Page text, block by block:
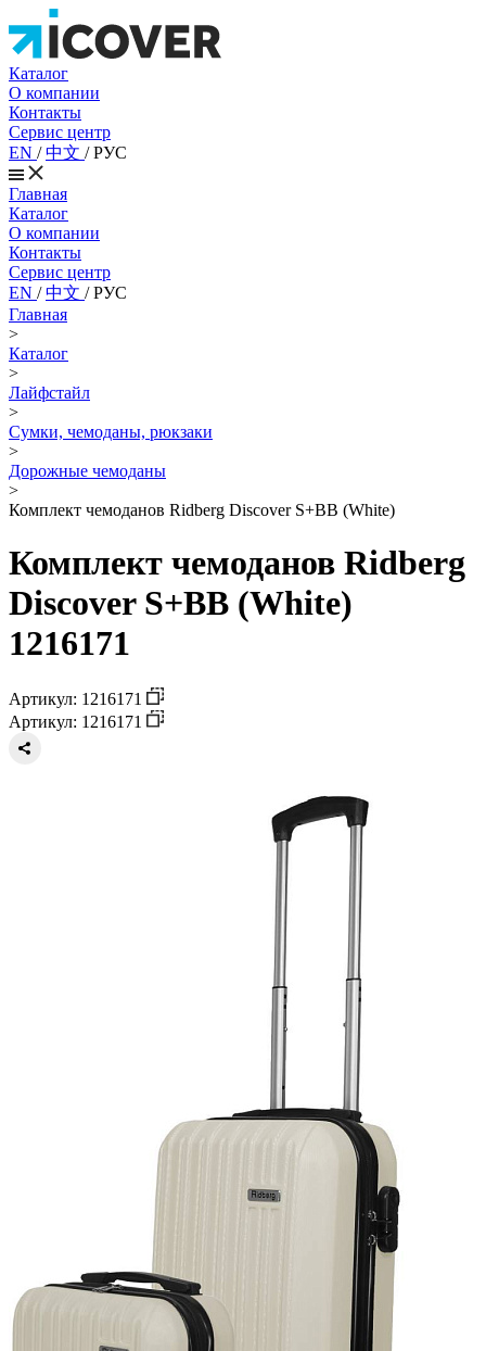
Каталог
О компании
Контакты
Сервис центр
EN /中文 /РУС
Главная
Каталог
О компании
Контакты
Сервис центр
EN /中文 /РУС
Главная
>
Каталог
>
Лайфстайл
>
Сумки, чемоданы, рюкзаки
>
Дорожные чемоданы
>
Комплект чемоданов Ridberg Discover S+BB (White)
Комплект чемоданов Ridberg
Discover S+BB (White)
1216171
Артикул: 1216171
Артикул: 1216171